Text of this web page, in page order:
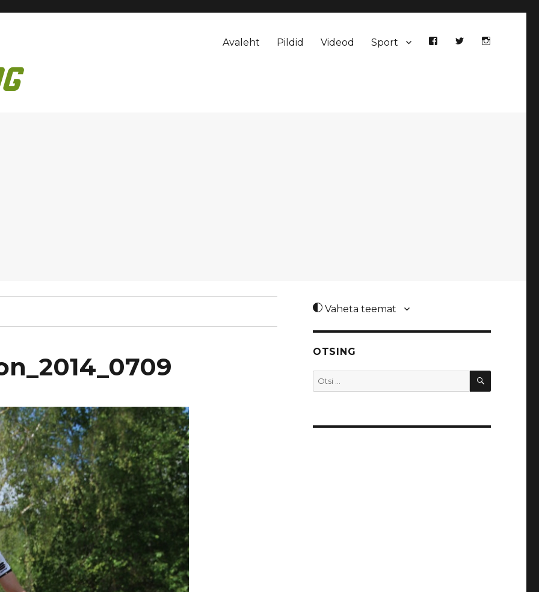
Avaleht Pildid Videod Sport
Vaheta teemat
OTSING
Otsi: OTSI